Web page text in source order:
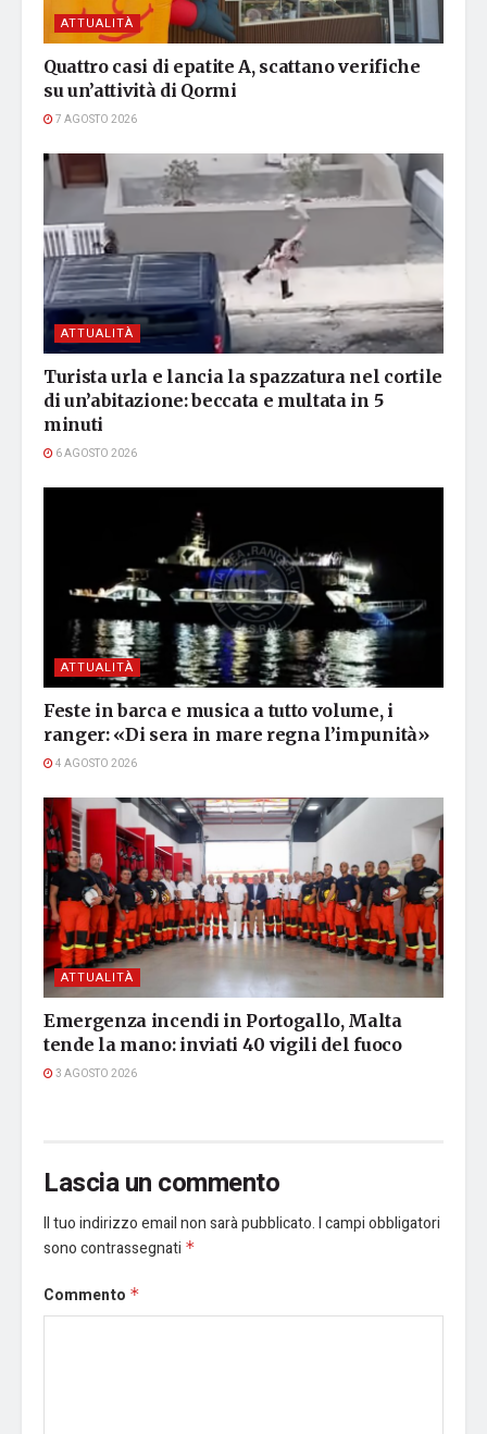
ATTUALITÀ
Quattro casi di epatite A, scattano verifiche
su un’attività di Qormi
7 AGOSTO 2026
ATTUALITÀ
Turista urla e lancia la spazzatura nel cortile
di un’abitazione: beccata e multata in 5
minuti
6 AGOSTO 2026
ATTUALITÀ
Feste in barca e musica a tutto volume, i
ranger: «Di sera in mare regna l’impunità»
4 AGOSTO 2026
ATTUALITÀ
Emergenza incendi in Portogallo, Malta
tende la mano: inviati 40 vigili del fuoco
3 AGOSTO 2026
Lascia un commento
Il tuo indirizzo email non sarà pubblicato.I campi obbligatori
sono contrassegnati *
Commento *